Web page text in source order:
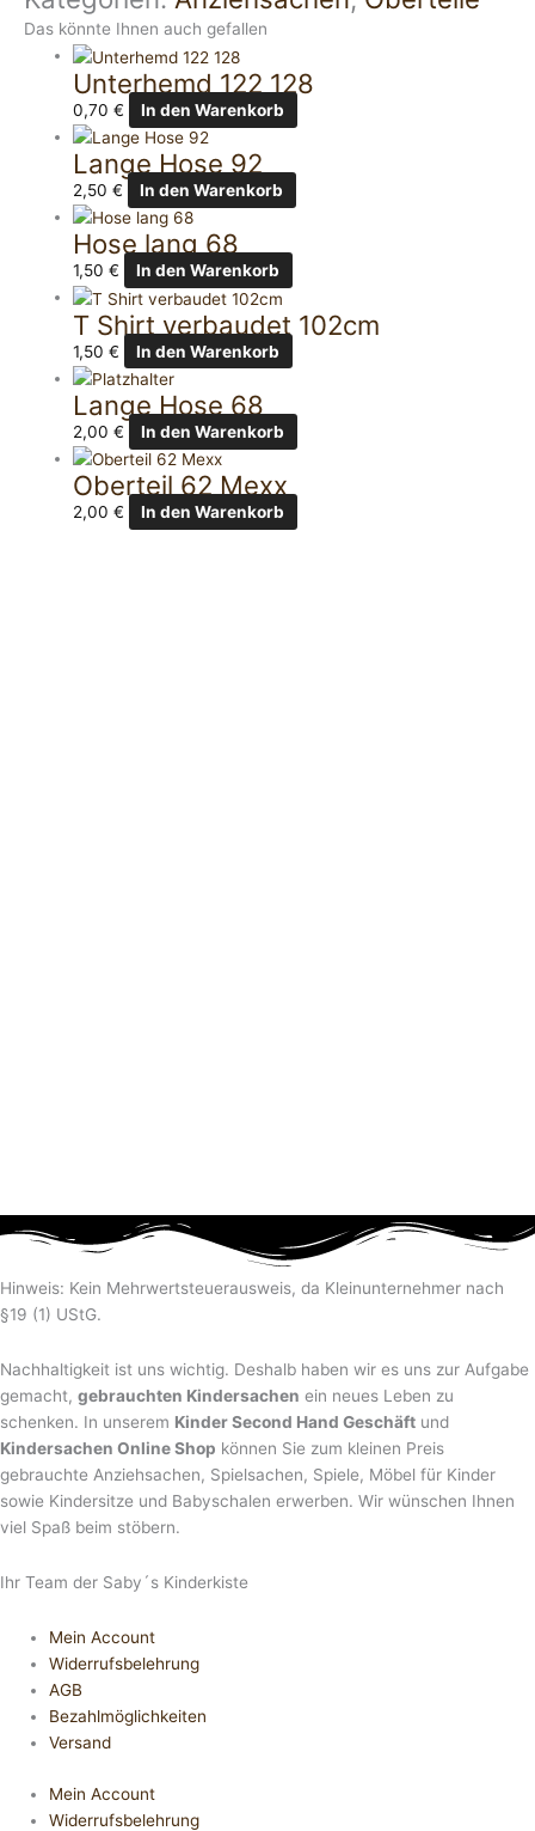
Das könnte Ihnen auch gefallen
Unterhemd 122 128
0,70€ In den Warenkorb
Lange Hose 92
2,50€ In den Warenkorb
Hose lang 68
1,50€ In den Warenkorb
T Shirt verbaudet 102cm
1,50€ In den Warenkorb
Lange Hose 68
2,00€ In den Warenkorb
Oberteil 62 Mexx
2,00€ In den Warenkorb
Hinweis: Kein Mehrwertsteuerausweis, da Kleinunternehmer nach
§19 (1) UStG.
Nachhaltigkeit ist uns wichtig. Deshalb haben wir es uns zur Aufgabe
gemacht, gebrauchten Kindersachen ein neues Leben zu
schenken. In unserem Kinder Second Hand Geschäft und
Kindersachen Online Shop können Sie zum kleinen Preis
gebrauchte Anziehsachen, Spiel­sachen, Spiele, Möbel für Kinder
sowie Kindersitze und Babyschalen erwerben. Wir wünschen Ihnen
viel Spaß beim stöbern.
Ihr Team der Saby´s Kinderkiste
Mein Account
Widerrufsbelehrung
AGB
Bezahlmöglichkeiten
Versand
Mein Account
Widerrufsbelehrung